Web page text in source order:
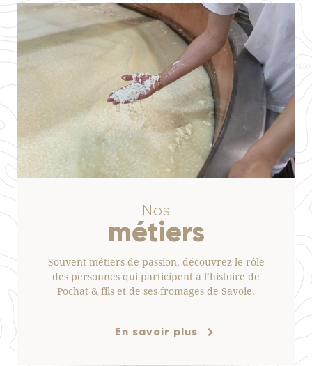
Nos
métiers
Souvent métiers de passion, découvrez le rôle
des personnes qui participent à l’histoire de
Pochat & fils et de ses fromages de Savoie.
En savoir plus